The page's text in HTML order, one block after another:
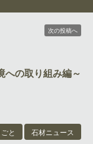
次の投稿へ
の取り組み編～
と 石材ニュース